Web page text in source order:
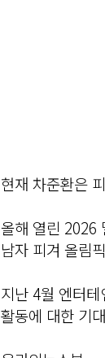
현재 차준환은
올해 열린 2026
남자 피겨 올림
지난 4월 엔터
활동에 대한 기